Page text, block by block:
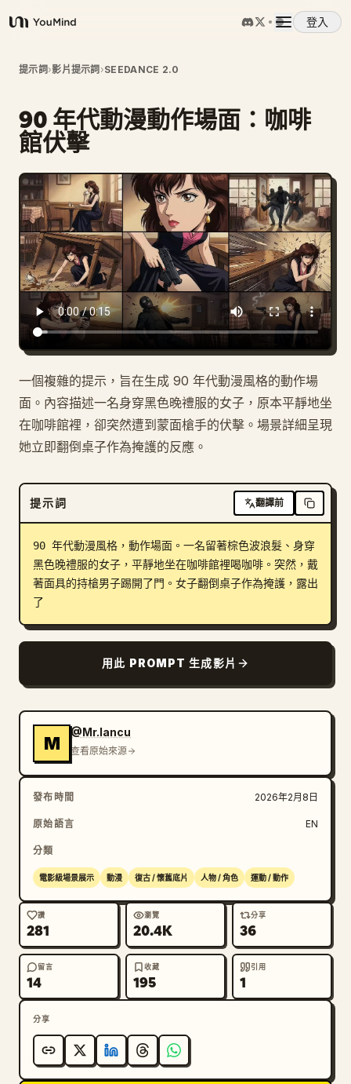
YouMind
登入
概覽
使用案例
技能
提示詞
定價
下載
部落格
更新
提示詞›影片提示詞 ›SEEDANCE 2.0
90 年代動漫動作場面：咖啡
館伏擊
一個複雜的提示，旨在生成 90 年代動漫風格的動作場
面。內容描述一名身穿黑色晚禮服的女子，原本平靜地坐
在咖啡館裡，卻突然遭到蒙面槍手的伏擊。場景詳細呈現
她立即翻倒桌子作為掩護的反應。
提示詞 翻譯前
90 年代動漫風格，動作場面。一名留著棕色波浪髮、身穿
黑色晚禮服的女子，平靜地坐在咖啡館裡喝咖啡。突然，戴
著面具的持槍男子踢開了門。女子翻倒桌子作為掩護，露出
了
用此 PROMPT 生成影片
M
@Mr.Iancu
查看原始來源
發布時間 2026年2月8日
原始語言 EN
分類
電影級場景展示 動漫 復古 / 懷舊底片 人物 / 角色 運動 / 動作
讚
281
瀏覽
20.4K
分享
36
留言
14
收藏
195
引用
1
分享